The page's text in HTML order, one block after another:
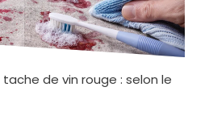
de vin rouge : selon le